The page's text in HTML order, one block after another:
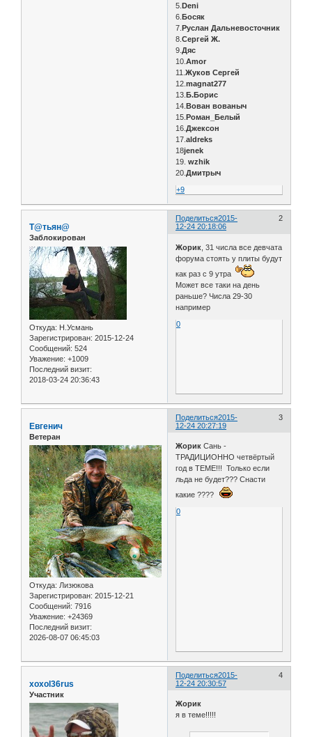
5. Deni
6. Босяк
7. Руслан Дальневосточник
8.Сергей Ж.
9.Дяс
10.Amor
11.Жуков Сергей
12.magnat277
13. Б.Борис
14. Вован вованыч
15. Роман_Белый
16.Джексон
17.aldreks
18jenek
19.wzhik
20.Дмитрыч
+9
Поделиться 2
2015-
12-24 20:18:06
Т@тьян@
Заблокирован
Откуда: Н.Усмань
Зарегистрирован: 2015-12-24
Сообщений: 524
Уважение: +1009
Последний визит:
2018-03-24 20:36:43
Жорик , 31 числа все девчата
форума стоять у плиты будут
как раз с 9 утра
Может все таки на день
раньше? Числа 29-30
например
0
Поделиться 3
2015-
12-24 20:27:19
Евгенич
Ветеран
Откуда: Лизюкова
Зарегистрирован: 2015-12-21
Сообщений: 7916
Уважение: +24369
Последний визит:
2026-08-07 06:45:03
Жорик Сань -
ТРАДИЦИОННО четвёртый
год в ТЕМЕ!!! Только если
льда не будет??? Снасти
какие ????
0
Поделиться 4
2015-
12-24 20:30:57
xoxol36rus
Участник
Жорик
я в теме!!!!!